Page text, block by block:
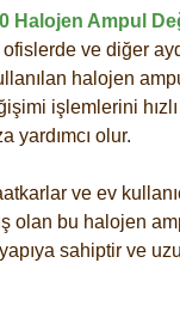
Halojen Ampul
ve diğer
halojen
işlemlerini
yardımcı olur.
ve ev
olan bu halojen
sahiptir ve